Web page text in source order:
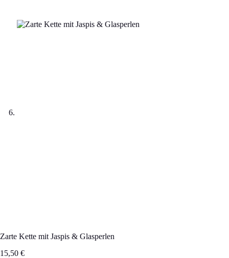
Zarte Kette mit Jaspis & Glasperlen
15,50 €